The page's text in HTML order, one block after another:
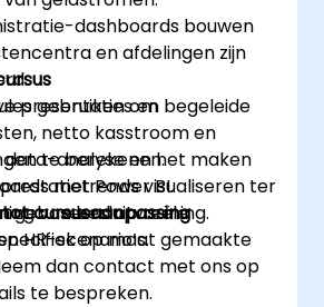
dashboards bouwen
en afdelingen zijn
gebruiken om
netto kasstroom en
te berekenen.
visualiseren ter
van besluitvorming.
presentaties en begeleide
data-analyse en het maken
met Power BI.
gebaseerd op reële
HR-scenario’s.
cursusaanpassing
op maat gemaakte
dan contact met ons op
te bespreken.